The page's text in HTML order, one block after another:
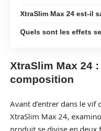
XtraSlim Max 24 est-il
Quels sont les effets
XtraSlim Max 24
composition
Avant d’entrer dans le vif
XtraSlim Max 24,
produit se divise en deux